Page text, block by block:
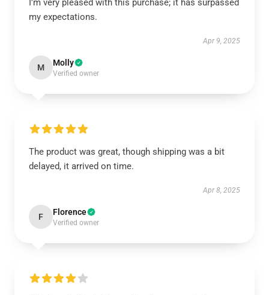
I’m very pleased with this purchase; it has surpassed
my expectations.
Apr 9, 2025
M Molly
Verified owner
The product was great, though shipping was a bit
delayed, it arrived on time.
Apr 8, 2025
F Florence
Verified owner